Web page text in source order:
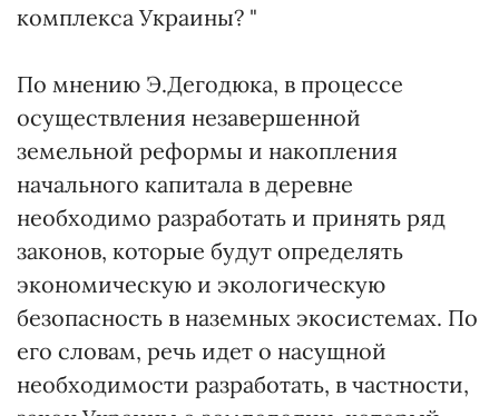
комплекса Украины? "
По мнению Э.Дегодюка, в процессе
осуществления незавершенной
земельной реформы и накопления
начального капитала в деревне
необходимо разработать и принять ряд
законов, которые будут определять
экономическую и экологическую
безопасность в наземных экосистемах. По
его словам, речь идет о насущной
необходимости разработать, в частности,